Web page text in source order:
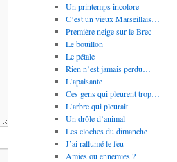
Un printemps incolore
C’est un vieux Marseillais…
Première neige sur le Brec
Le bouillon
Le pétale
Rien n’est jamais perdu…
L’apaisante
Ces gens qui pleurent trop…
L’arbre qui pleurait
Un drôle d’animal
Les cloches du dimanche
J’ai rallumé le feu
Amies ou ennemies ?